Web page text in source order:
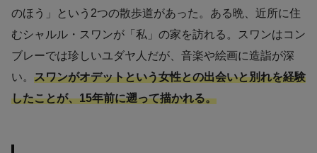
のほう」という2つの散歩道があった。ある晩、近所に住
むシャルル・スワンが「私」の家を訪れる。スワンはコン
ブレーでは珍しいユダヤ人だが、音楽や絵画に造詣が深
い。 スワンがオデットという女性との出会いと別れを経験
したことが、15年前に遡って描かれる。